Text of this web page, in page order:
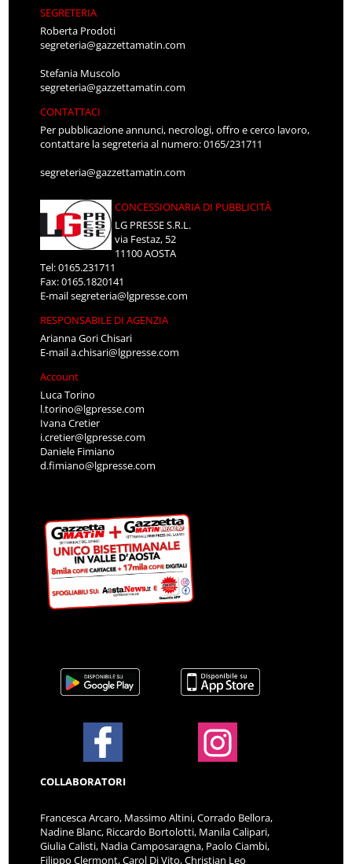
SEGRETERIA
Roberta Prodoti
segreteria@gazzettamatin.com
Stefania Muscolo
segreteria@gazzettamatin.com
CONTATTACI
Per pubblicazione annunci, necrologi, offro e cerco lavoro,
contattare la segreteria al numero: 0165/231711
segreteria@gazzettamatin.com
CONCESSIONARIA DI PUBBLICITÀ
LG PRESSE S.R.L.
via Festaz, 52
11100 AOSTA
Tel: 0165.231711
Fax: 0165.1820141
E-mailsegreteria@lgpresse.com
RESPONSABILE DI AGENZIA
Arianna Gori Chisari
E-maila.chisari@lgpresse.com
Account
Luca Torino
l.torino@lgpresse.com
Ivana Cretier
i.cretier@lgpresse.com
Daniele Fimiano
d.fimiano@lgpresse.com
COLLABORATORI
Francesca Arcaro, Massimo Altini, Corrado Bellora,
Nadine Blanc, Riccardo Bortolotti, Manila Calipari,
Giulia Calisti, Nadia Camposaragna, Paolo Ciambi,
Filippo Clermont, Carol Di Vito, Christian Leo